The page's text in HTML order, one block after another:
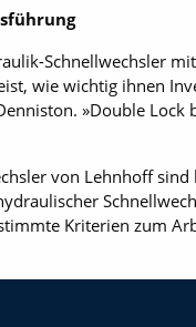
Schnellwechsler
wie wichtig ihnen
»Double
von Lehnhoff
Kriterien zum